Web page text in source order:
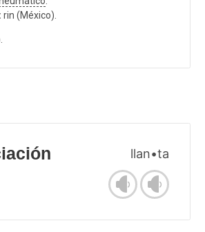
rin (México).
llan•ta